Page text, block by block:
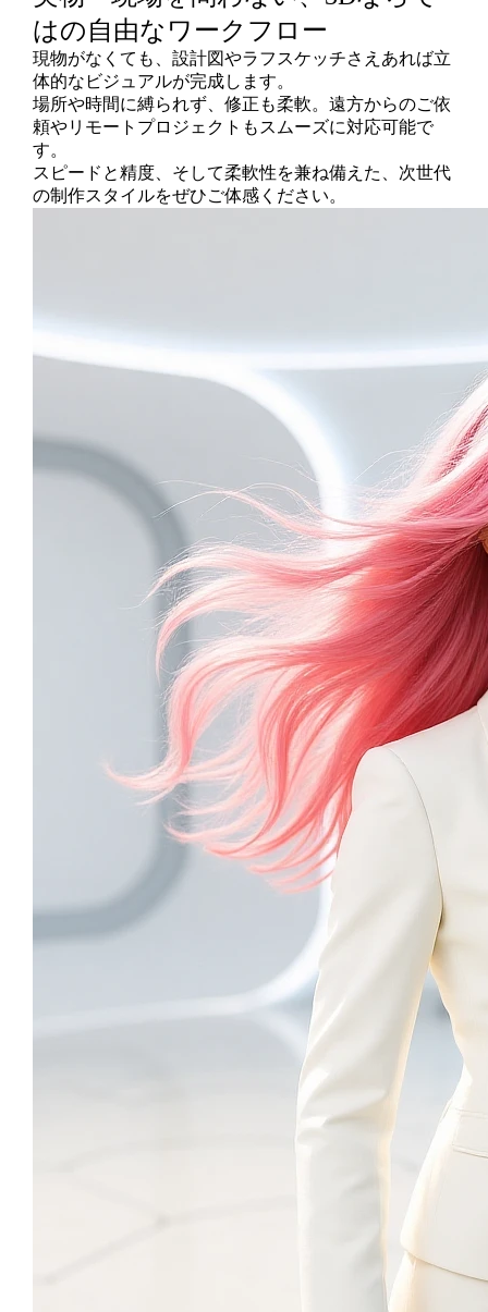
はの自由なワークフロー
現物がなくても、設計図やラフスケッチさえあれば立
体的なビジュアルが完成します。
場所や時間に縛られず、修正も柔軟。遠方からのご依
頼やリモートプロジェクトもスムーズに対応可能で
す。
スピードと精度、そして柔軟性を兼ね備えた、次世代
の制作スタイルをぜひご体感ください。